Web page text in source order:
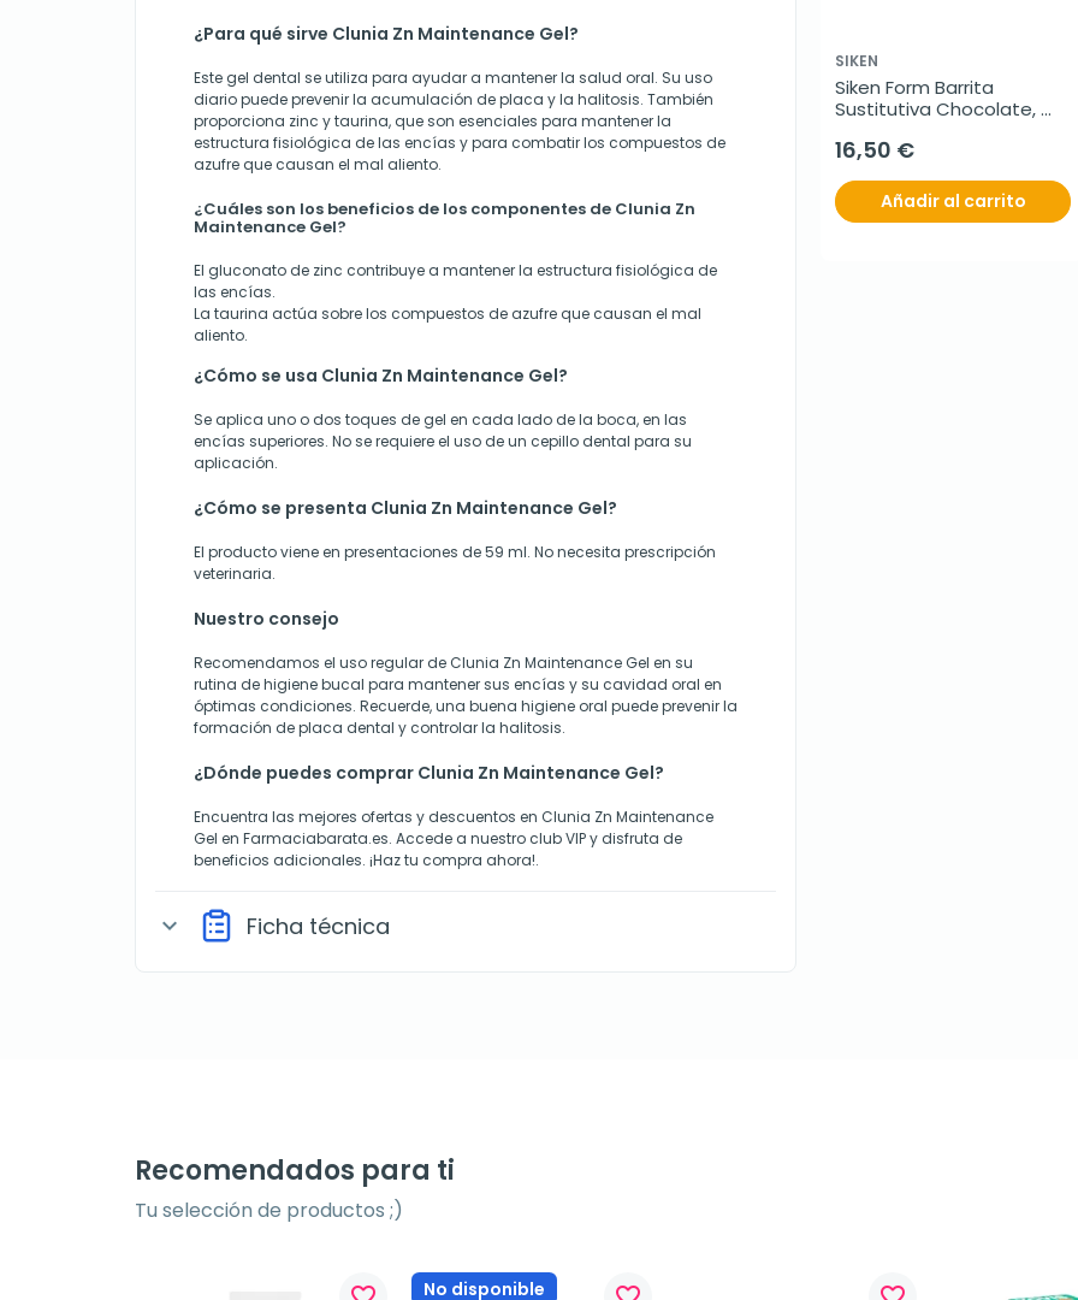
¿Para qué sirve Clunia Zn Maintenance Gel?
Este gel dental se utiliza para ayudar a mantener la salud oral. Su uso
diario puede prevenir la acumulación de placa y la halitosis. También
proporciona zinc y taurina, que son esenciales para mantener la
estructura fisiológica de las encías y para combatir los compuestos de
azufre que causan el mal aliento.
¿Cuáles son los beneficios de los componentes de Clunia Zn
Maintenance Gel?
El gluconato de zinc contribuye a mantener la estructura fisiológica de
las encías.
La taurina actúa sobre los compuestos de azufre que causan el mal
aliento.
¿Cómo se usa Clunia Zn Maintenance Gel?
Se aplica uno o dos toques de gel en cada lado de la boca, en las
encías superiores. No se requiere el uso de un cepillo dental para su
aplicación.
¿Cómo se presenta Clunia Zn Maintenance Gel?
El producto viene en presentaciones de 59 ml. No necesita prescripción
veterinaria.
Nuestro consejo
Recomendamos el uso regular de Clunia Zn Maintenance Gel en su
rutina de higiene bucal para mantener sus encías y su cavidad oral en
óptimas condiciones. Recuerde, una buena higiene oral puede prevenir la
formación de placa dental y controlar la halitosis.
¿Dónde puedes comprar Clunia Zn Maintenance Gel?
Encuentra las mejores ofertas y descuentos en Clunia Zn Maintenance
Gel en Farmaciabarata.es. Accede a nuestro club VIP y disfruta de
beneficios adicionales. ¡Haz tu compra ahora!.
expand_more Ficha técnica
SIKEN
Siken Form Barrita
Sustitutiva Chocolate,
16,50 €
Añadir al carrito
Recomendados para ti
Tu selección de productos ;)
No disponible